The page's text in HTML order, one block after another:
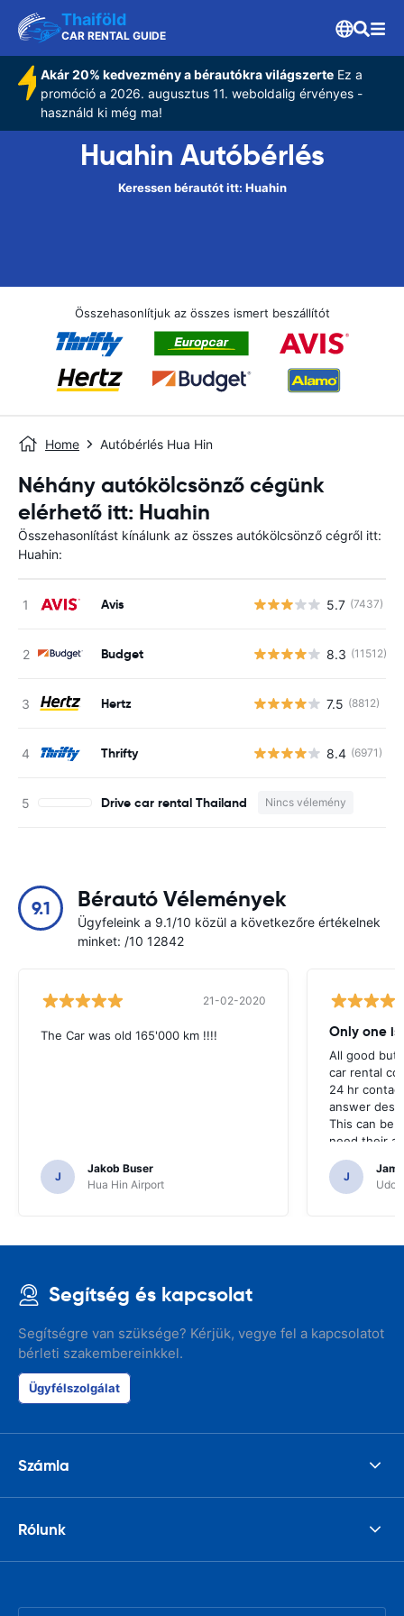
Thaiföld
CAR RENTAL GUIDE
Akár 20% kedvezmény a bérautókra világszerteEz a
promóció a 2026. augusztus 11. weboldalig érvényes -
használd ki még ma!
Huahin Autóbérlés
Keressen bérautót itt: Huahin
Összehasonlítjuk az összes ismert beszállítót
Home Autóbérlés Hua Hin
Néhány autókölcsönző cégünk
elérhető itt: Huahin
Összehasonlítást kínálunk az összes autókölcsönző cégről itt:
Huahin:
Avis 5.7 (7437)
Budget 8.3 (11512)
Hertz 7.5 (8812)
Thrifty 8.4 (6971)
Drive car rental Thailand Nincs vélemény
9.1 Bérautó Vélemények
Ügyfeleink a 9.1/10 közül a következőre értékelnek
minket: /10 12842
21-02-2020
The Car was old 165'000 km !!!!
J
Jakob Buser
Hua Hin Airport
Only one
All good but
car rental
24 hr
answer
This can be
need their
services or
J
Segítség és kapcsolat
Segítségre van szüksége? Kérjük, vegye fel a kapcsolatot
bérleti szakembereinkkel.
Ügyfélszolgálat
Számla
Rólunk